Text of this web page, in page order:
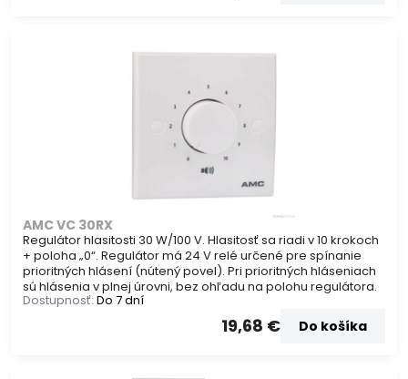
AMC VC 30RX
Regulátor hlasitosti 30 W/100 V. Hlasitosť sa riadi v 10 krokoch
+ poloha „0“. Regulátor má 24 V relé určené pre spínanie
prioritných hlásení (nútený povel). Pri prioritných hláseniach
sú hlásenia v plnej úrovni, bez ohľadu na polohu regulátora.
Dostupnosť: Do 7 dní
19,68 € Do košíka